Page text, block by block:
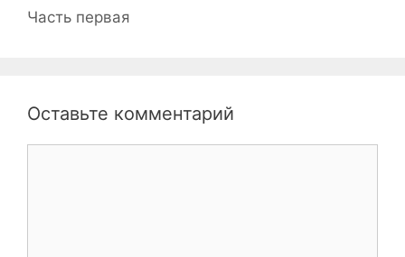
Часть первая
Оставьте комментарий